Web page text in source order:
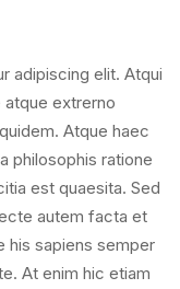
adipiscing elit. Atqui
atque extrerno
Atque haec
philosophis ratione
est quaesita. Sed
autem facta et
his sapiens semper
At enim hic etiam